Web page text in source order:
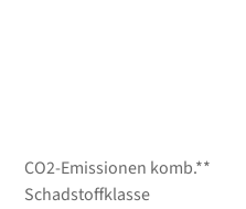
CO2-Emissionen komb.**
Schadstoffklasse